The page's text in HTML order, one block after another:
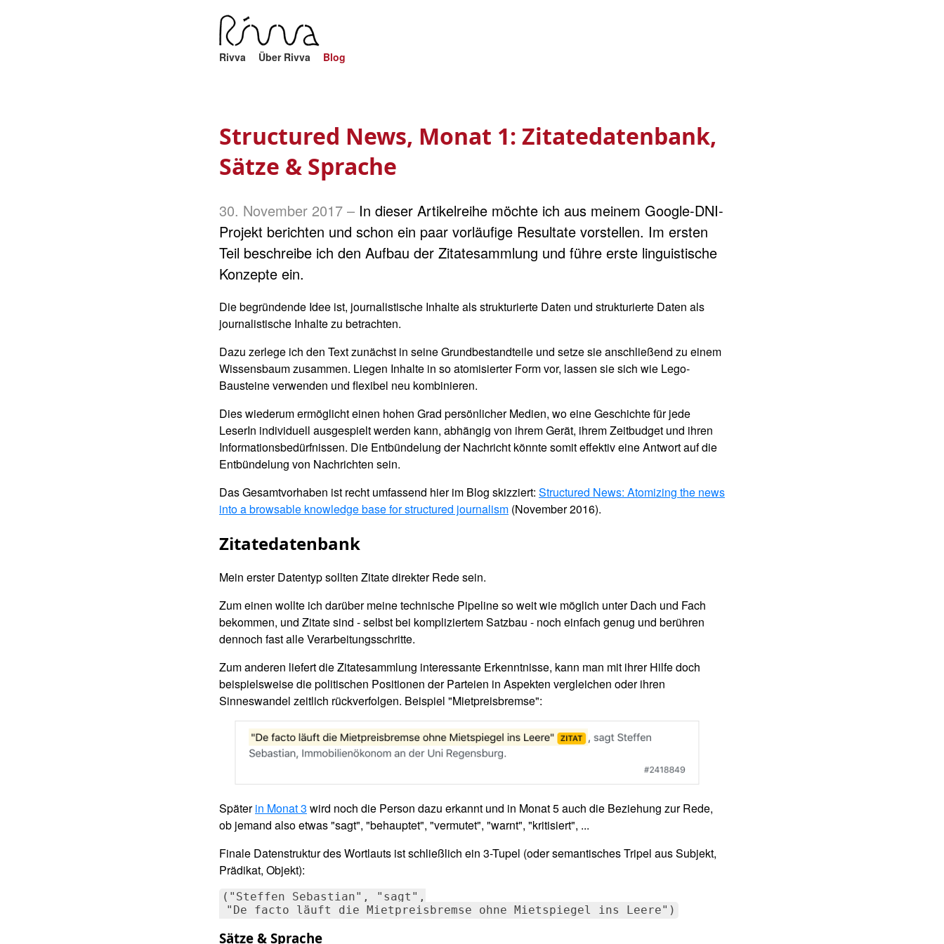
Rivva Über Rivva Blog
Structured News, Monat 1: Zitatedatenbank,
Sätze & Sprache
30. November 2017 – In dieser Artikelreihe möchte ich aus meinem Google-DNI-
Projekt berichten und schon ein paar vorläufige Resultate vorstellen. Im ersten
Teil beschreibe ich den Aufbau der Zitatesammlung und führe erste linguistische
Konzepte ein.
Die begründende Idee ist, journalistische Inhalte als strukturierte Daten und strukturierte Daten als
journalistische Inhalte zu betrachten.
Dazu zerlege ich den Text zunächst in seine Grundbestandteile und setze sie anschließend zu einem
Wissensbaum zusammen. Liegen Inhalte in so atomisierter Form vor, lassen sie sich wie Lego-
Bausteine verwenden und flexibel neu kombinieren.
Dies wiederum ermöglicht einen hohen Grad persönlicher Medien, wo eine Geschichte für jede
LeserIn individuell ausgespielt werden kann, abhängig von ihrem Gerät, ihrem Zeitbudget und ihren
Informationsbedürfnissen. Die Entbündelung der Nachricht könnte somit effektiv eine Antwort auf die
Entbündelung von Nachrichten sein.
Das Gesamtvorhaben ist recht umfassend hier im Blog skizziert: Structured News: Atomizing the news
into a browsable knowledge base for structured journalism (November 2016).
Zitatedatenbank
Mein erster Datentyp sollten Zitate direkter Rede sein.
Zum einen wollte ich darüber meine technische Pipeline so weit wie möglich unter Dach und Fach
bekommen, und Zitate sind - selbst bei kompliziertem Satzbau - noch einfach genug und berühren
dennoch fast alle Verarbeitungsschritte.
Zum anderen liefert die Zitatesammlung interessante Erkenntnisse, kann man mit ihrer Hilfe doch
beispielsweise die politischen Positionen der Parteien in Aspekten vergleichen oder ihren
Sinneswandel zeitlich rückverfolgen. Beispiel "Mietpreisbremse":
Späterin Monat 3 wird noch die Person dazu erkannt und in Monat 5 auch die Beziehung zur Rede,
ob jemand also etwas "sagt", "behauptet", "vermutet", "warnt", "kritisiert", ...
Finale Datenstruktur des Wortlauts ist schließlich ein 3-Tupel (oder semantisches Tripel aus Subjekt,
Prädikat, Objekt):
("Steffen Sebastian", "sagt",
"De facto läuft die Mietpreisbremse ohne Mietspiegel ins Leere")
Sätze & Sprache